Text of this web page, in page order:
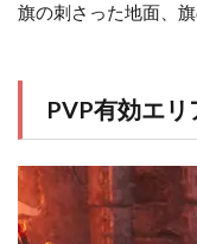
旗の刺さった地面、
PVP有効エリ